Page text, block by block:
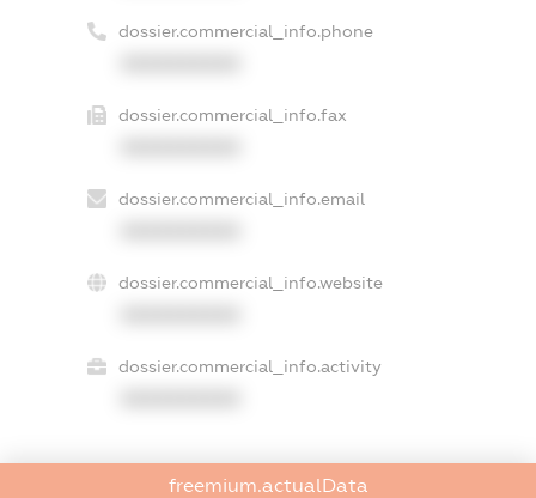
dossier.commercial_info.phone
dossier.commercial_info.fax
dossier.commercial_info.email
dossier.commercial_info.website
dossier.commercial_info.activity
freemium.actualData